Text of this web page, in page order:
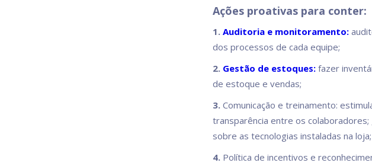
Ações proativas para conter:
1. Auditoria e monitoramento:
dos processos de cada equipe;
2. Gestão de estoques:fazer
de estoque e vendas;
3.Comunicação e treinamento:
transparência entre os
sobre as tecnologias instaladas na loja;
4.Política de incentivos e